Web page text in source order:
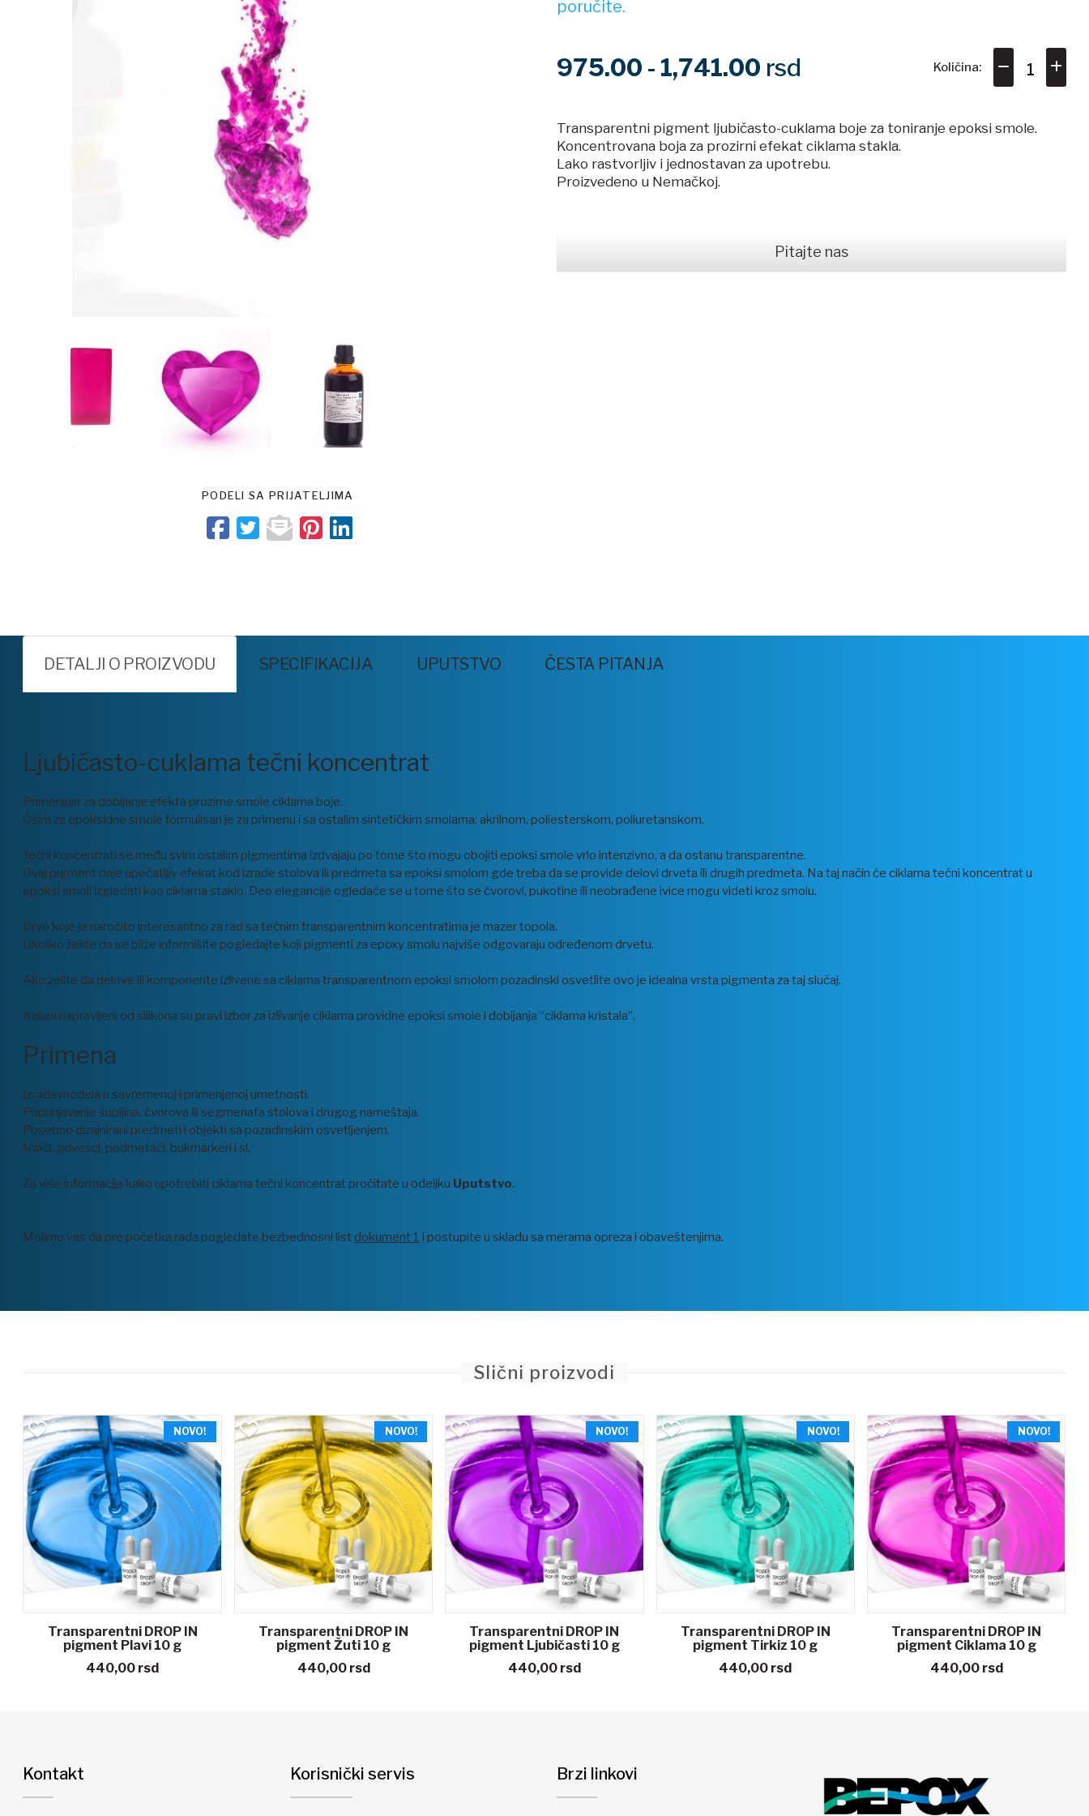
PODELI SA PRIJATELJIMA
poručite.
975.00 - 1,741.00 rsd Količina:
Transparentni pigment ljubičasto-cuklama boje za toniranje epoksi smole.
Koncentrovana boja za prozirni efekat ciklama stakla.
Lako rastvorljiv i jednostavan za upotrebu.
Proizvedeno u Nemačkoj.
Pitajte nas
DETALJI O PROIZVODU SPECIFIKACIJA UPUTSTVO ČESTA PITANJA
Ljubičasto-cuklama tečni koncentrat
Primenjuje za dobijanje efekta prozirne smole ciklama boje.
Osim za epoksidne smole formulisan je za primenu i sa ostalim sintetičkim smolama: akrilnom, poliesterskom, poliuretanskom.
Tečni koncentrati se među svim ostalim pigmentima izdvajaju po tome što mogu obojiti epoksi smole vrlo intenzivno, a da ostanu transparentne.
Ovaj pigment daje upečatljiv efekat kod izrade stolova ili predmeta sa epoksi smolom gde treba da se provide delovi drveta ili drugih predmeta. Na taj način će ciklama tečni koncentrat u
epoksi smoli izgledati kao ciklama staklo. Deo elegancije ogledaće se u tome što se čvorovi, pukotine ili neobrađene ivice mogu videti kroz smolu.
Drvo koje je naročito interesantno za rad sa tečnim transparentnim koncentratima je mazer topola.
Ukoliko želite da se bliže informišite pogledajte koji pigmenti za epoxy smolu najviše odgovaraju određenom drvetu.
Ako želite da delove ili komponente izlivene sa ciklama transparentnom epoksi smolom pozadinski osvetlite ovo je idealna vrsta pigmenta za taj slučaj.
Kalupi napravljeni od silikona su pravi izbor za izlivanje ciklama providne epoksi smole i dobijanja “ciklama kristala”.
Primena
Izrada modela u savremenoj i primenjenoj umetnosti.
Popunjavanje šupljina, čvorova ili segmenata stolova i drugog nameštaja.
Posebno dizajnirani predmeti i objekti sa pozadinskim osvetljenjem.
Nakit, privesci, podmetači, bukmarkeri i sl.
Za više informacija kako upotrebiti ciklama tečni koncentrat pročitate u odeljku Uputstvo.
Molimo vas da pre početka rada pogledate bezbednosni list dokument 1 i postupite u skladu sa merama opreza i obaveštenjima.
Slični proizvodi
NOVO!
Transparentni DROP IN
pigment Plavi 10 g
440,00 rsd
NOVO!
Transparentni DROP IN
pigment Žuti 10 g
440,00 rsd
NOVO!
Transparentni DROP IN
pigment Ljubičasti 10 g
440,00 rsd
NOVO!
Transparentni DROP IN
pigment Tirkiz 10 g
440,00 rsd
NOVO!
Transparentni DROP IN
pigment Ciklama 10 g
440,00 rsd
Kontakt Korisnički servis Brzi linkovi